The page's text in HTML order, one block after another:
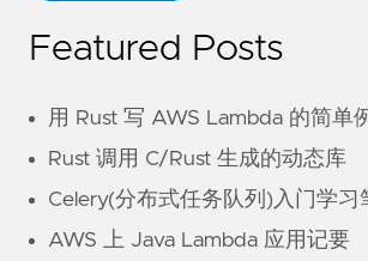
Featured Posts
用 Rust 写 AWS Lambda 的简单
Rust 调用 C/Rust 生成的动态库
Celery(分布式任务队列)入门学习
AWS 上 Java Lambda 应用记要